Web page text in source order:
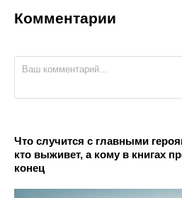
Комментарии
Что случится с главными
кто выживет, а кому в книгах
конец